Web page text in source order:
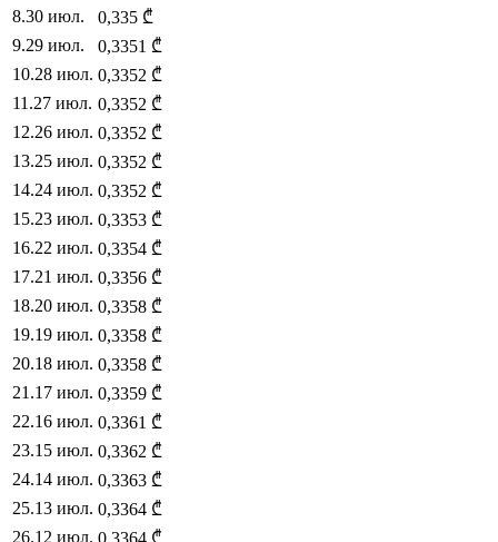
8.30 июл. 0,335 ₾
9.29 июл. 0,3351 ₾
10.28 июл. 0,3352 ₾
11 .27 июл. 0,3352 ₾
12.26 июл. 0,3352 ₾
13.25 июл. 0,3352 ₾
14.24 июл. 0,3352 ₾
15.23 июл. 0,3353 ₾
16.22 июл. 0,3354 ₾
17.21 июл. 0,3356 ₾
18.20 июл. 0,3358 ₾
19.19 июл. 0,3358 ₾
20.18 июл. 0,3358 ₾
21 .17 июл. 0,3359 ₾
22.16 июл. 0,3361 ₾
23.15 июл. 0,3362 ₾
24.14 июл. 0,3363 ₾
25.13 июл. 0,3364 ₾
26.12 июл.